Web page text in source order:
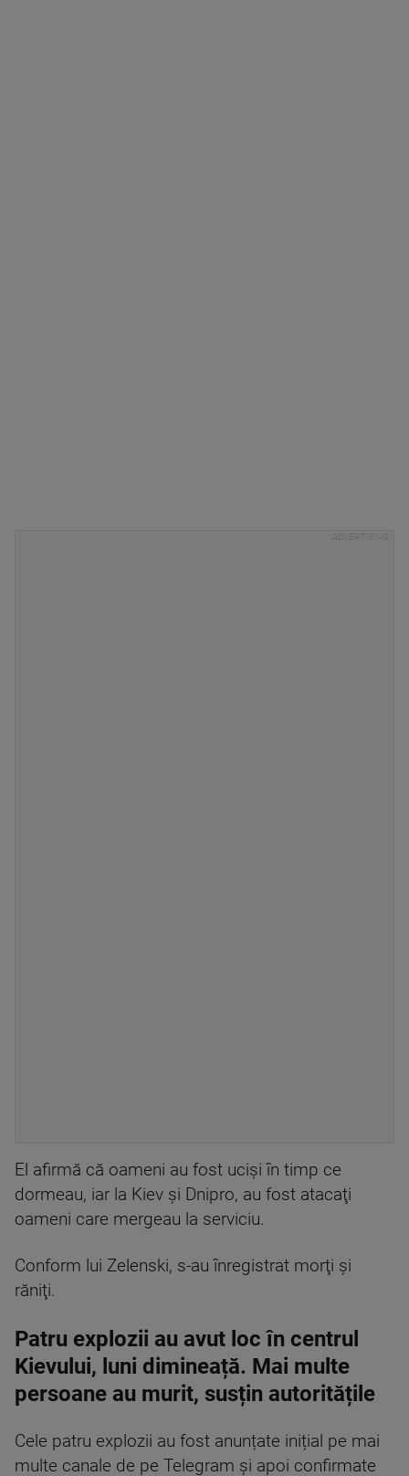
El afirmă că oameni au fost ucişi în timp ce
dormeau, iar la Kiev şi Dnipro, au fost atacaţi
oameni care mergeau la serviciu.
Conform lui Zelenski, s-au înregistrat morţi şi
răniţi.
Patru explozii au avut loc în centrul
Kievului, luni dimineață. Mai multe
persoane au murit, susțin autoritățile
Cele patru explozii au fost anunțate inițial pe mai
multe canale de pe Telegram și apoi confirmate